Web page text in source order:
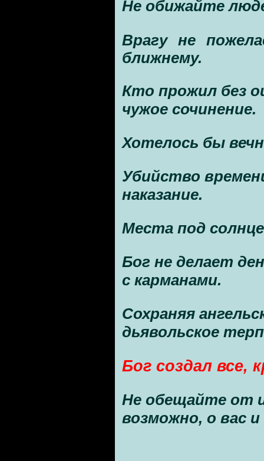
Не обижайте
Врагу не
ближнему.
Кто прожил без
чужое сочинение.
Хотелось бы
Убийство
наказание.
Места под
Бог не делает
с карманами.
Сохраняя
дьявольское
Бог создал все,
Не обещайте от
возможно, о вас